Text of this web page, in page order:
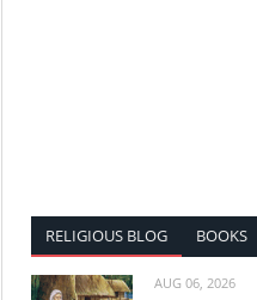
RELIGIOUS BLOG BOOKS
AUG 06, 2026